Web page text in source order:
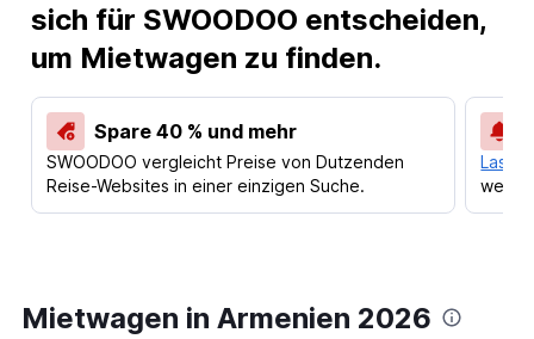
sich für SWOODOO entscheiden,
um Mietwagen zu finden.
Spare 40 % und mehr
SWOODOO vergleicht Preise von Dutzenden
Reise-Websites in einer einzigen Suche.
Lass
Mietwagen in Armenien 2026